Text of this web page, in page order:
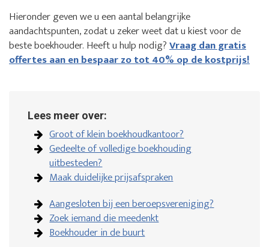
Hieronder geven we u een aantal belangrijke
aandachtspunten, zodat u zeker weet dat u kiest voor de
beste boekhouder. Heeft u hulp nodig?Vraag dan gratis
offertes aan en bespaar zo tot 40% op de kostprijs!
Lees meer over:
Groot of klein boekhoudkantoor?
Gedeelte of volledige boekhouding
uitbesteden?
Maak duidelijke prijsafspraken
Aangesloten bij een beroepsvereniging?
Zoek iemand die meedenkt
Boekhouder in de buurt